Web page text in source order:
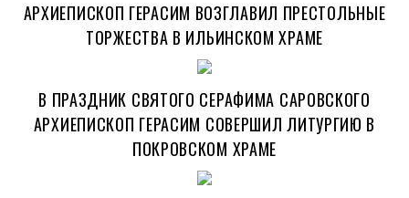
АРХИЕПИСКОП ГЕРАСИМ ВОЗГЛАВИЛ ПРЕСТОЛЬНЫЕ
ТОРЖЕСТВА В ИЛЬИНСКОМ ХРАМЕ
В ПРАЗДНИК СВЯТОГО СЕРАФИМА САРОВСКОГО
АРХИЕПИСКОП ГЕРАСИМ СОВЕРШИЛ ЛИТУРГИЮ В
ПОКРОВСКОМ ХРАМЕ